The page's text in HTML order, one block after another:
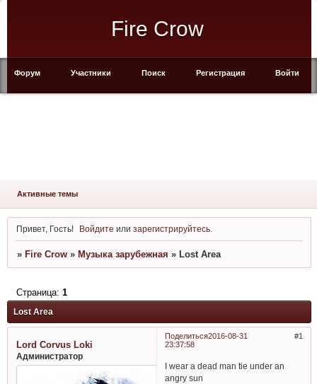
Fire Crow
Форум Участники Поиск Регистрация Войти
Активные темы
Привет, Гость! Войдите илизарегистрируйтесь
» Fire Crow » Музыка зарубежная » Lost Area
Lost Area
Страница: 1
Поделиться 1
2016-08-31
23:37:58
Lord Corvus Loki
Администратор
I wear a dead man tie under an
angry sun